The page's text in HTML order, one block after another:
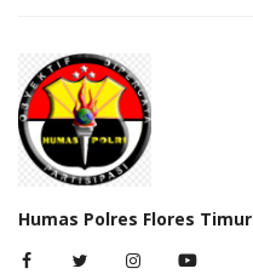
Humas Polres Flores Timur